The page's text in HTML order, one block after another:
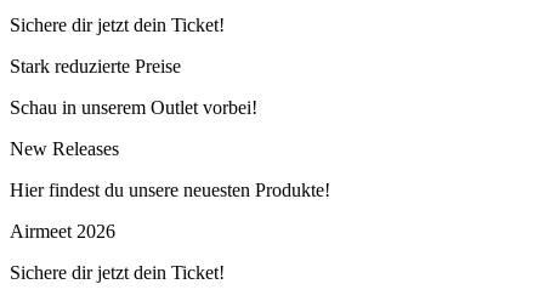
Sichere dir jetzt dein Ticket!
Stark reduzierte Preise
Schau in unserem Outlet vorbei!
New Releases
Hier findest du unsere neuesten Produkte!
Airmeet 2026
Sichere dir jetzt dein Ticket!